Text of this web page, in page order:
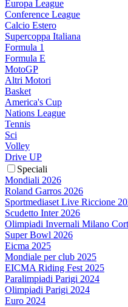
Europa League
Conference League
Calcio Estero
Supercoppa Italiana
Formula 1
Formula E
MotoGP
Altri Motori
Basket
America's Cup
Nations League
Tennis
Sci
Volley
Drive UP
Speciali
Mondiali 2026
Roland Garros 2026
Sportmediaset Live Riccione
Scudetto Inter 2026
Olimpiadi Invernali Milano
Super Bowl 2026
Eicma 2025
Mondiale per club 2025
EICMA Riding Fest 2025
Paralimpiadi Parigi 2024
Olimpiadi Parigi 2024
Euro 2024